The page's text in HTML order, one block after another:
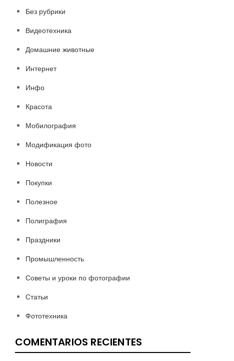
Без рубрики
Видеотехника
Домашние животные
Интернет
Инфо
Красота
Мобилография
Модификация фото
Новости
Покупки
Полезное
Полиграфия
Праздники
Промышленность
Советы и уроки по фотографии
Статьи
Фототехника
COMENTARIOS RECIENTES